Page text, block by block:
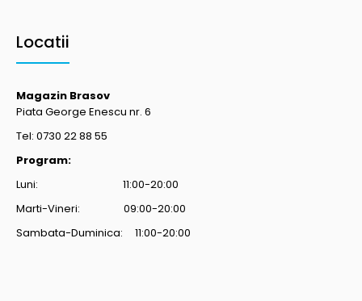
Locatii
Magazin Brasov
Piata George Enescu nr. 6
Tel: 0730 22 88 55
Program:
Luni: 11:00-20:00
Marti-Vineri: 09:00-20:00
Sambata-Duminica: 11:00-20:00